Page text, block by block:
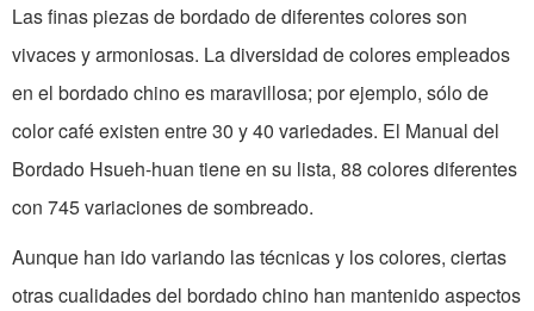
Las finas piezas de bordado de diferentes colores son
vivaces y armoniosas. La diversidad de colores empleados
en el bordado chino es maravillosa; por ejemplo, sólo de
color café existen entre 30 y 40 variedades. El Manual del
Bordado Hsueh-huan tiene en su lista, 88 colores diferentes
con 745 variaciones de sombreado.
Aunque han ido variando las técnicas y los colores, ciertas
otras cualidades del bordado chino han mantenido aspectos